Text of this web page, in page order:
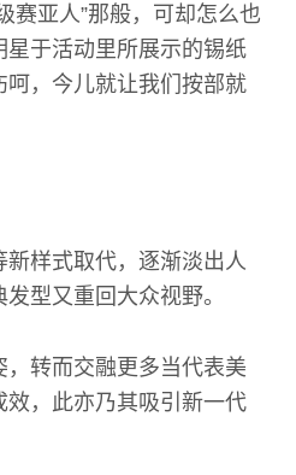
赛亚人”那般，可却怎么也
于活动里所展示的锡纸
，今儿就让我们按部就
样式取代，逐渐淡出人
型又重回大众视野。
转而交融更多当代表美
，此亦乃其吸引新一代